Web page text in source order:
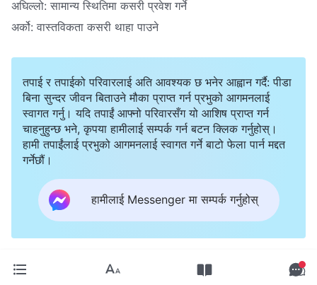
अघिल्लो: सामान्य स्थितिमा कसरी प्रवेश गर्ने
अर्को: वास्तविकता कसरी थाहा पाउने
तपाई र तपाईको परिवारलाई अति आवश्यक छ भनेर आह्वान गर्दै: पीडा
बिना सुन्दर जीवन बिताउने मौका प्राप्त गर्न प्रभुको आगमनलाई
स्वागत गर्नु। यदि तपाईं आफ्नो परिवारसँग यो आशिष प्राप्त गर्न
चाहनुहुन्छ भने, कृपया हामीलाई सम्पर्क गर्न बटन क्लिक गर्नुहोस्।
हामी तपाईंलाई प्रभुको आगमनलाई स्वागत गर्ने बाटो फेला पार्न मद्दत
गर्नेछौं।
हामीलाई Messenger मा सम्पर्क गर्नुहोस्